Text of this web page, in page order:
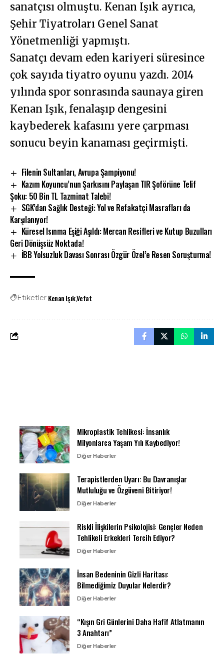
sanatçısı olmuştu. Kenan Işık ayrıca,
Şehir Tiyatroları Genel Sanat
Yönetmenliği yapmıştı.
Sanatçı devam eden kariyeri süresince
çok sayıda tiyatro oyunu yazdı. 2014
yılında spor sonrasında saunaya giren
Kenan Işık, fenalaşıp dengesini
kaybederek kafasını yere çarpması
sonucu beyin kanaması geçirmişti.
Filenin Sultanları, Avrupa Şampiyonu!
Kazım Koyuncu’nun Şarkısını Paylaşan TIR Şoförüne Telif
Şoku: 50 Bin TL Tazminat Talebi!
SGK’dan Sağlık Desteği: Yol ve Refakatçi Masrafları da
Karşılanıyor!
Küresel Isınma Eşiği Aşıldı: Mercan Resifleri ve Kutup Buzulları
Geri Dönüşsüz Noktada!
İBB Yolsuzluk Davası Sonrası Özgür Özel’e Resen Soruşturma!
Etiketler Kenan IşıkVefat
Mikroplastik Tehlikesi: İnsanlık
Milyonlarca Yaşam Yılı Kaybediyor!
Diğer Haberler
Terapistlerden Uyarı: Bu Davranışlar
Mutluluğu ve Özgüveni Bitiriyor!
Diğer Haberler
Riskli İlişkilerin Psikolojisi: Gençler Neden
Tehlikeli Erkekleri Tercih Ediyor?
Diğer Haberler
İnsan Bedeninin Gizli Haritası:
Bilmediğimiz Duyular Nelerdir?
Diğer Haberler
“Kışın Gri Günlerini Daha Hafif Atlatmanın
3 Anahtarı”
Diğer Haberler